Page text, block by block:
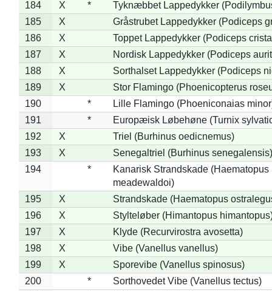
184
X *
Tyknæbbet Lappedykker
185
X
Gråstrubet Lappedykker (Podiceps
186
X
Toppet Lappedykker (Podiceps
187
X
Nordisk Lappedykker (Podiceps
188
X
Sorthalset Lappedykker (Podiceps
189
X
Stor Flamingo (Phoenicopterus
190
*
Lille Flamingo (Phoeniconaias
191
*
Europæisk Løbehøne (Turnix
192
X
Triel (Burhinus oedicnemus)
193
X
Senegaltriel (Burhinus senegalensis)
194
*
Kanarisk Strandskade (Haematopus
meadewaldoi)
195
X
Strandskade (Haematopus
196
X
Stylteløber (Himantopus
197
X
Klyde (Recurvirostra avosetta)
198
X
Vibe (Vanellus vanellus)
199
X
Sporevibe (Vanellus spinosus)
200
*
Sorthovedet Vibe (Vanellus tectus)